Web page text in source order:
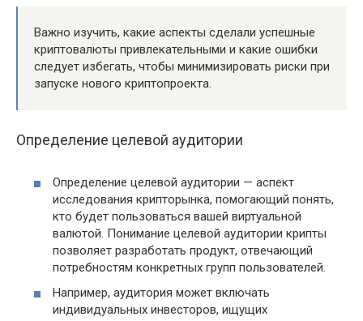
Важно изучить, какие аспекты сделали успешные
криптовалюты привлекательными и какие ошибки
следует избегать, чтобы минимизировать риски при
запуске нового криптопроекта.
Определение целевой аудитории
Определение целевой аудитории — аспект
исследования крипторынка, помогающий понять,
кто будет пользоваться вашей виртуальной
валютой. Понимание целевой аудитории крипты
позволяет разработать продукт, отвечающий
потребностям конкретных групп пользователей.
Например, аудитория может включать
индивидуальных инвесторов, ищущих